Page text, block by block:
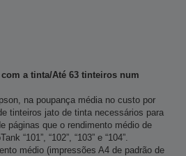
a tinta/Até 63 tinteiros num
na poupança média no custo por
tinteiros jato de tinta necessários para
páginas que o rendimento médio de
“101”, “102”, “103” e “104”.
médio (impressões A4 de padrão de